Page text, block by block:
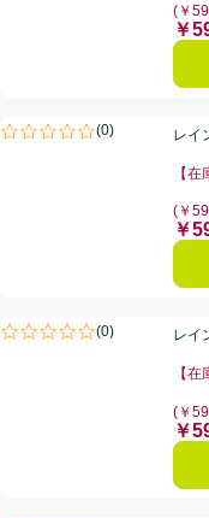
(￥
価格
￥
レインブーツ ライトグリ
(0)
評価は0件のレビューで5点
レイ
【
(￥
価格
￥
レインブーツ ライトパー
(0)
評価は0件のレビューで5点
レイ
【
(￥
価格
￥